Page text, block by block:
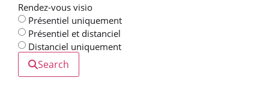
Rendez-vous visio
Présentiel uniquement
Présentiel et distanciel
Distanciel uniquement
Search